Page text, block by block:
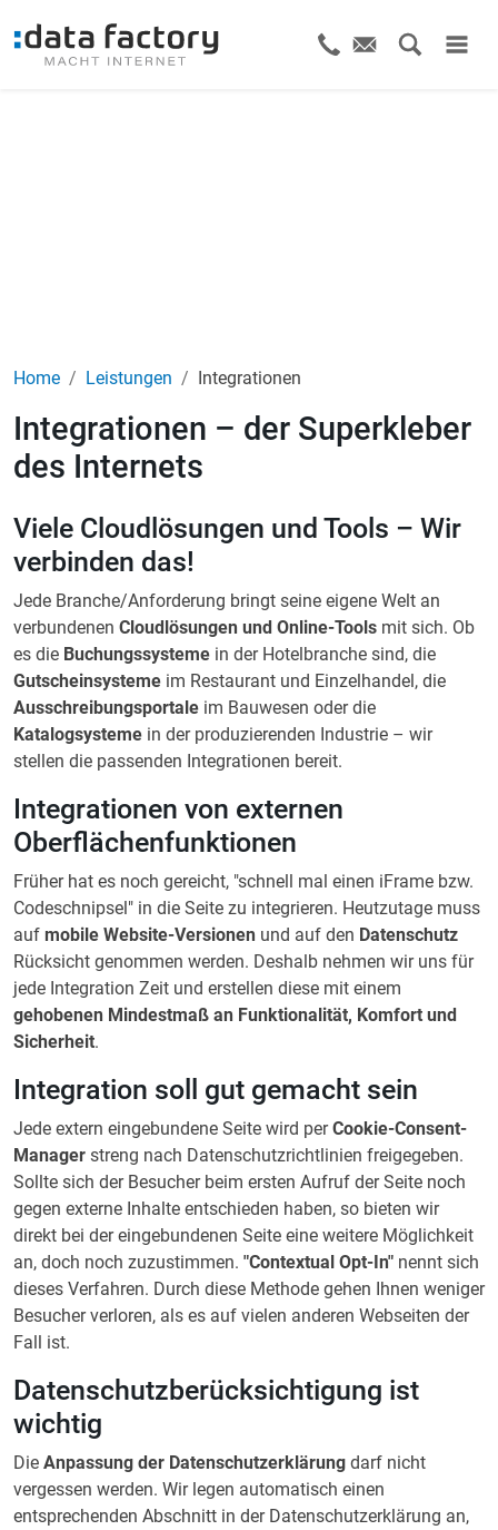
Home Leistungen Integrationen
Integrationen – der Superkleber
des Internets
Viele Cloudlösungen und Tools – Wir
verbinden das!
Jede Branche/Anforderung bringt seine eigene Welt an
verbundenen Cloudlösungen und Online-Tools mit sich. Ob
es die Buchungssysteme in der Hotelbranche sind, die
Gutscheinsysteme im Restaurant und Einzelhandel, die
Ausschreibungsportale im Bauwesen oder die
Katalogsysteme in der produzierenden Industrie – wir
stellen die passenden Integrationen bereit.
Integrationen von externen
Oberflächenfunktionen
Früher hat es noch gereicht, "schnell mal einen iFrame bzw.
Codeschnipsel" in die Seite zu integrieren. Heutzutage muss
auf mobile Website-Versionen und auf den Datenschutz
Rücksicht genommen werden. Deshalb nehmen wir uns für
jede Integration Zeit und erstellen diese mit einem
gehobenen Mindestmaß an Funktionalität, Komfort und
Sicherheit.
Integration soll gut gemacht sein
Jede extern eingebundene Seite wird perCookie-Consent-
Manager streng nach Datenschutzrichtlinien freigegeben.
Sollte sich der Besucher beim ersten Aufruf der Seite noch
gegen externe Inhalte entschieden haben, so bieten wir
direkt bei der eingebundenen Seite eine weitere Möglichkeit
an, doch noch zuzustimmen. "Contextual Opt-In" nennt sich
dieses Verfahren. Durch diese Methode gehen Ihnen weniger
Besucher verloren, als es auf vielen anderen Webseiten der
Fall ist.
Datenschutzberücksichtigung ist
wichtig
Die Anpassung der Datenschutzerklärung darf nicht
vergessen werden. Wir legen automatisch einen
entsprechenden Abschnitt in der Datenschutzerklärung an,